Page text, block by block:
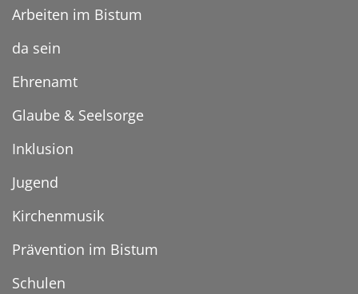
Arbeiten im Bistum
da sein
Ehrenamt
Glaube & Seelsorge
Inklusion
Jugend
Kirchenmusik
Prävention im Bistum
Schulen